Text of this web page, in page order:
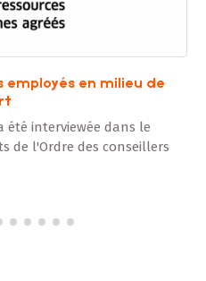
en milieu de
interviewée dans le
l'Ordre des conseillers